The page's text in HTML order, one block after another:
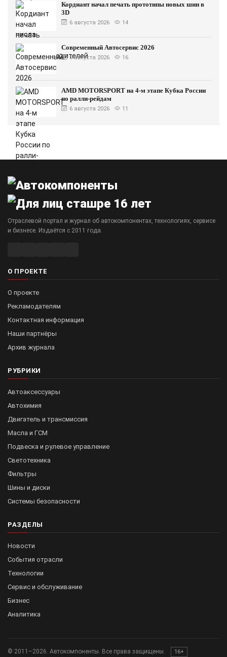
Кордиант начал печать прототипы новых шин в
3D
6 августа 2026 14
Современный Автосервис 2026
6 августа 2026 16
AMD MOTORSPORT на 4-м этапе Кубка России
по ралли-рейдам
6 августа 2026 11
Отраслевой портал и журнал об автокомпонентах, технологиях, сервисе
и бизнесе. Издаётся с 2011 года.
О ПРОЕКТЕ
О проекте
Рекламодателям
Контактная информация
Наши партнёры
Архив журнала
РУБРИКИ
Автоаксессуары
Автохимия
Двигатель и трансмиссия
Масла и ГСМ
Подвеска и рулевое управление
Светотехника
Фильтры
Шины и диски
Системы безопасности
РАЗДЕЛЫ
Новости
События отрасли
Технологии
Сервис и обслуживание
Бизнес
Аналитика
© 2011–2026. Автокомпоненты. Все права защищены. 16+